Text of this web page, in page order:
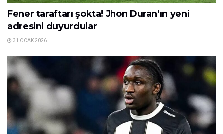
Fener taraftarı şokta! Jhon Duran’ın yeni
adresini duyurdular
31 OCAK 2026